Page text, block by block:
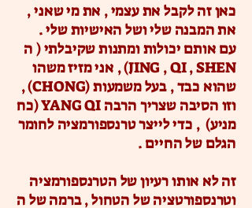
כאן זה לקבל את עצמי , את מי שאני ,
את המבנה שלי ושל האישיות שלי .
עם אותם יכולות ומתנות שקיבלתי ( ה
JING , QI , SHEN) , אני מזיז משהו
שהוא כבד , בעל משמעות (CHONG) ,
וזו הסיבה שצריך הרבה YANG QI (כח
מניע) , כדי לייצר טרנספורמציה לחומר
הגלם של החיים .
זה לא אותו רעיון של הטרנספורמציה
וטרנספורטציה של הטחול , ברמה של ה